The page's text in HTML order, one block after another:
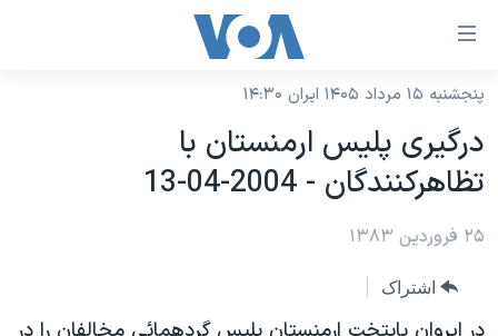
لینکهای
دسترسی
جهش
محتوای
اصلی
صفحه
نسخه سبک وب‌سایت
موضوع ها
ایران
آمریکا
جهان
برنامه های تلویزیونی
جدول برنامه ها
صفحه‌های ویژه
پنجشنبه ۱۵ مرداد ۱۴۰۵ ایران ۱۴:۳۰
درگيری پليس ارمنستان با
تظاهرکنندگان - 2004-04-13
۲۵ فروردین ۱۳۸۳
اشتراک